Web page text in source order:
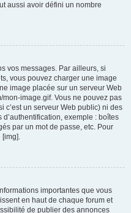
aussi avoir défini un nombre
vos messages. Par ailleurs, si
vous pouvez charger une image
image placée sur un serveur Web
image.gif. Vous ne pouvez pas
c’est un serveur Web public) ni des
exemple : boîtes
par un mot de passe, etc. Pour
[img].
importantes que vous
en haut de chaque forum et
de publier des annonces